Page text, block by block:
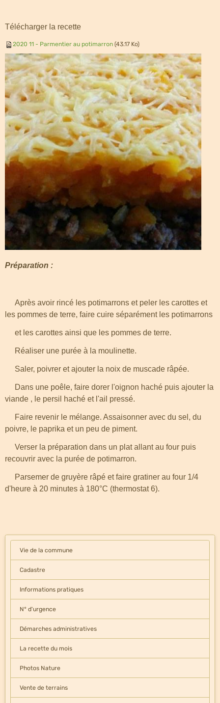
Télécharger la recette
2020 11 - Parmentier au potimarron (43.17 Ko)
Préparation :
Après avoir rincé les potimarrons et peler les carottes et
les pommes de terre, faire cuire séparément les potimarrons
et les carottes ainsi que les pommes de terre.
Réaliser une purée à la moulinette.
Saler, poivrer et ajouter la noix de muscade râpée.
Dans une poêle, faire dorer l'oignon haché puis ajouter la
viande , le persil haché et l'ail pressé.
Faire revenir le mélange. Assaisonner avec du sel, du
poivre, le paprika et un peu de piment.
Verser la préparation dans un plat allant au four puis
recouvrir avec la purée de potimarron.
Parsemer de gruyère râpé et faire gratiner au four 1/4
d'heure à 20 minutes à 180°C (thermostat 6).
Vie de la commune
Cadastre
Informations pratiques
N° d'urgence
Démarches administratives
La recette du mois
Photos Nature
Vente de terrains